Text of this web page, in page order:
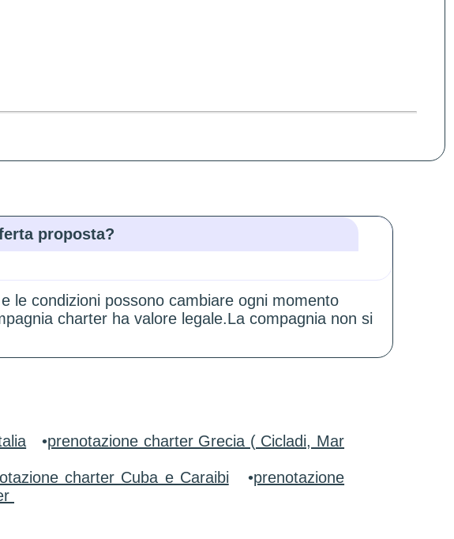
proposta?
le condizioni possono cambiare ogni momento
charter ha valore legale.La compagnia non si
•prenotazione charter Grecia ( Cicladi, Mar
charter Cuba e Caraibi •prenotazione